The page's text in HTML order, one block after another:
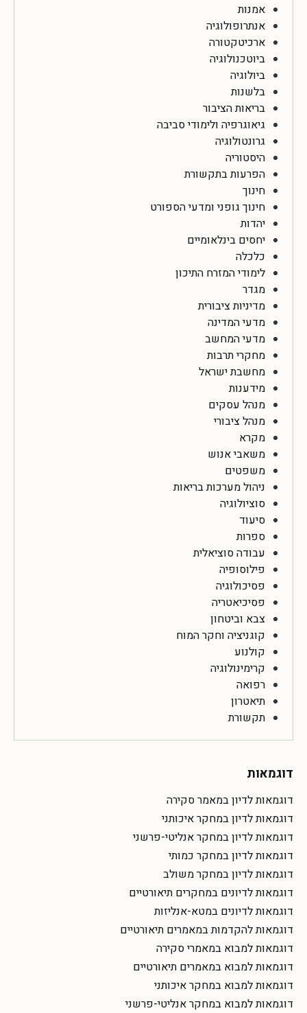
אמנות
אנתרופולוגיה
ארכיטקטורה
ביוטכנולוגיה
ביולוגיה
בלשנות
בריאות הציבור
גיאוגרפיה ולימודי סביבה
גרונטולוגיה
היסטוריה
הפרעות בתקשורת
חינוך
חינוך גופני ומדעי הספורט
יהדות
יחסים בינלאומיים
כלכלה
לימודי המזרח התיכון
מגדר
מדיניות ציבורית
מדעי המדינה
מדעי המחשב
מחקרי תרבות
מחשבת ישראל
מידענות
מנהל עסקים
מנהל ציבורי
מקרא
משאבי אנוש
משפטים
ניהול מערכות בריאות
סוציולוגיה
סיעוד
ספרות
עבודה סוציאלית
פילוסופיה
פסיכולוגיה
פסיכיאטריה
צבא וביטחון
קוגניציה וחקר המוח
קולנוע
קרימינולוגיה
רפואה
תיאטרון
תקשורת
דוגמאות
דוגמאות לדיון במאמר סקירה
דוגמאות לדיון במחקר איכותני
דוגמאות לדיון במחקר אנליטי-פרשני
דוגמאות לדיון במחקר כמותי
דוגמאות לדיון במחקר משולב
דוגמאות לדיונים במחקרים תיאורטיים
דוגמאות לדיונים במטא-אנליזות
דוגמאות להקדמות במאמרים תיאורטיים
דוגמאות למבוא במאמרי סקירה
דוגמאות למבוא במאמרים תיאורטיים
דוגמאות למבוא במחקר איכותני
דוגמאות למבוא במחקר אנליטי-פרשני